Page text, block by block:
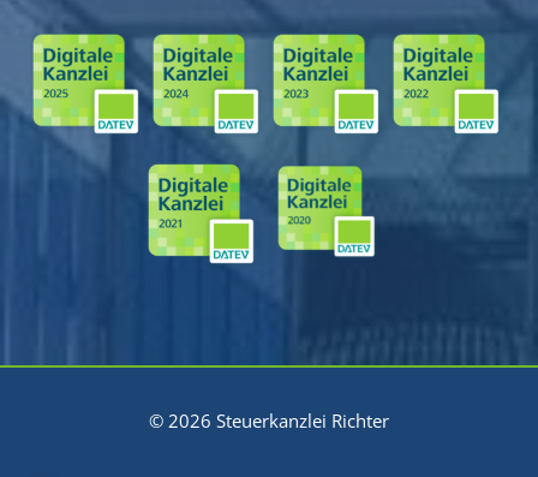
© 2026 Steuerkanzlei Richter